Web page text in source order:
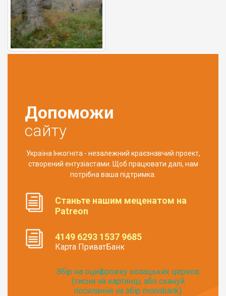
Допоможи
сайту
Україна Інкогніта - незалежний краєзнавчий проект,
створений ентузіастами. Щоб працювати далі, нам
потрібна ваша підтримка.
Станьте нашим меценатом на
Patreon
4149 6293 1537 9685
Карта ПриватБанк
Збір на оцифровку козацьких церков
(тисни на картинці, або скануй
посилання на збір monobank):